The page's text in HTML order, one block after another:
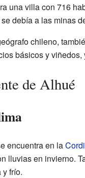
una villa con 716
debía a las minas
chileno,
básicos y
de Alhué
encuentra en la
lluvias en invierno.
y frío.